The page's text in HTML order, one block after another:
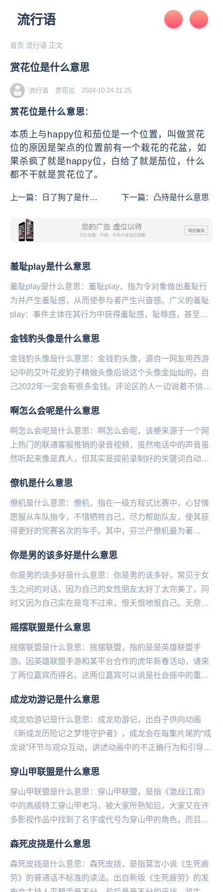
流行语
首页 流行语 正文
赏花位是什么意思
流行语 赏花位 2024-10-24 21:25
赏花位是什么意思：
本质上与happy位和茄位是一个位置，叫做赏花
位的原因是架点的位置前有一个栽花的花盆，如
果杀疯了就是happy位，白给了就是茄位，什么
都不干就是赏花位了。
上一篇：
日了狗了是什么
下一篇： 凸待是什么意思
羞耻play是什么意思
羞耻play是什么意思：羞耻play，指为令对象做出羞耻行
为并产生羞耻感，从而使参与者产生兴奋感。广义的羞耻
play：事件主体在其行为中获得羞耻感，耻辱感，甚至是
金钱豹头像是什么意思
金钱豹头像是什么意思：‌‌‌‌‌‌‌‌‌‌‌‌金钱豹头像，源自一网友用西游
记中的艾叶花皮豹子精做头像后说这个头像金灿灿的，自
己2022年一定会有很多金钱。评论区的人一边说着不信，
啊怎么会呢是什么意思
啊怎么会呢是什么意思：啊怎么会呢，该梗来源于一个网
上热门的联通客服推销的录音视频，虽然电话中的声音虽
然听起来像是真人，但其实是提前录制好的关键词自动回
常...
僚机是什么意思
僚机是什么意思：僚机，指在一级方程式比赛中，心甘情
愿服从车队指令，不惜牺牲自己，尽力帮助队友，使其获
得更好的完赛名次的车手。其中，芬兰产僚机最为著
你是男的该多好是什么意思
你是男的该多好是什么意思：你是男的该多好，常见于女
生之间的对话，因为自己的女性朋友太好了太完美了，同
时又因为自己实在是弯不过来，恨夭恨地恨自己。无奈只
挥...
摇摆联盟是什么意思
摇摆联盟是什么意思：摇摆联盟，指的是是英雄联盟手
游。因英雄联盟手游和某平台合作的虎年新春活动，请来
了两位嘉宾而得名。这两位嘉宾可以说是社会摇中的重量
量...
成龙劝游记是什么意思
成龙劝游记是什么意思：成龙劝游记，出自子供向动画
《新成龙历险记之梦境守护者》，成龙会在每集片尾的“成
龙说”环节与观众互动，讲述动画中的不正确行为和引导观
穿山甲联盟是什么意思
穿山甲联盟是什么意思：穿山甲联盟，是指《激战江南》
中的高级特工穿山甲老冯，被大家所熟知后，大家又在许
多影视作品中找到了名字或代号为穿山甲的角色，而且这
森死皮挠是什么意思
森死皮挠是什么意思：森死皮挠，是指莫言小说《生死疲
劳》的普通话不标准的读法。出自新版《生死疲劳》的发